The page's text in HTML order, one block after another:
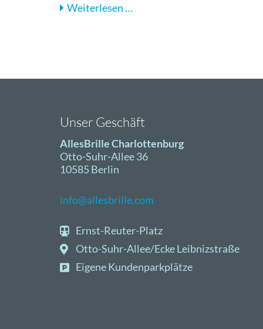
Weiterlesen …
Unser Geschäft
AllesBrille Charlottenburg
Otto-Suhr-Allee 36
10585 Berlin
info@allesbrille.com
Ernst-Reuter-Platz
Otto-Suhr-Allee/Ecke Leibnizstraße
Eigene Kundenparkplätze